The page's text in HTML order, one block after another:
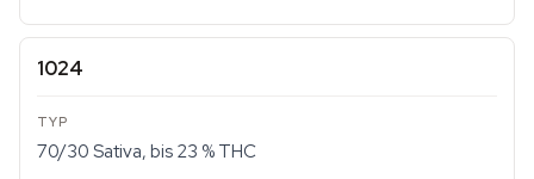
1024
70/30 Sativa, bis 23 % THC